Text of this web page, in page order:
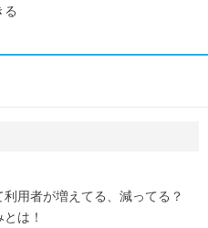
る
用者が増えてる、減ってる？
は！